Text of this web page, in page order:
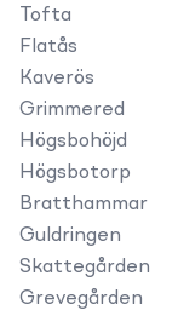
Tofta
Flatås
Kaverös
Grimmered
Högsbohöjd
Högsbotorp
Bratthammar
Guldringen
Skattegården
Grevegården